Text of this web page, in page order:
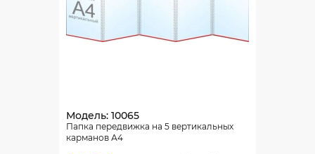
Модель: 10065
Папка передвижка на 5 вертикальных
карманов А4